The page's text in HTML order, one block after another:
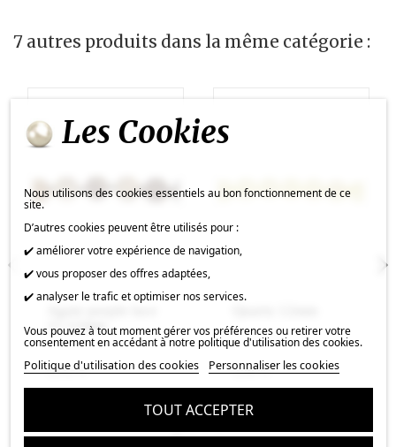
7 autres produits dans la même catégorie :
11-12mm
1,02 € 1,18 €
Les Cookies
Nous utilisons des cookies essentiels au bon fonctionnement de ce
site.
D’autres cookies peuvent être utilisés pour :
✔️ améliorer votre expérience de navigation,
✔️ vous proposer des offres adaptées,
✔️ analyser le trafic et optimiser nos services.
Vous pouvez à tout moment gérer vos préférences ou retirer votre
consentement en accédant à notre politique d'utilisation des cookies.
Politique d'utilisation des cookies
Personnaliser les cookies
TOUT ACCEPTER